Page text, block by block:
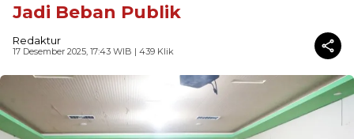
Jadi Beban Publik
Redaktur
17 Desember 2025, 17:43 WIB | 439 Klik